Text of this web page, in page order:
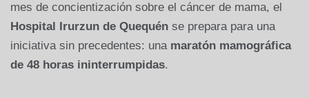
mes de concientización sobre el cáncer de mama, el
Hospital Irurzun de Quequén se prepara para una
iniciativa sin precedentes: una maratón mamográfica
de 48 horas ininterrumpidas.